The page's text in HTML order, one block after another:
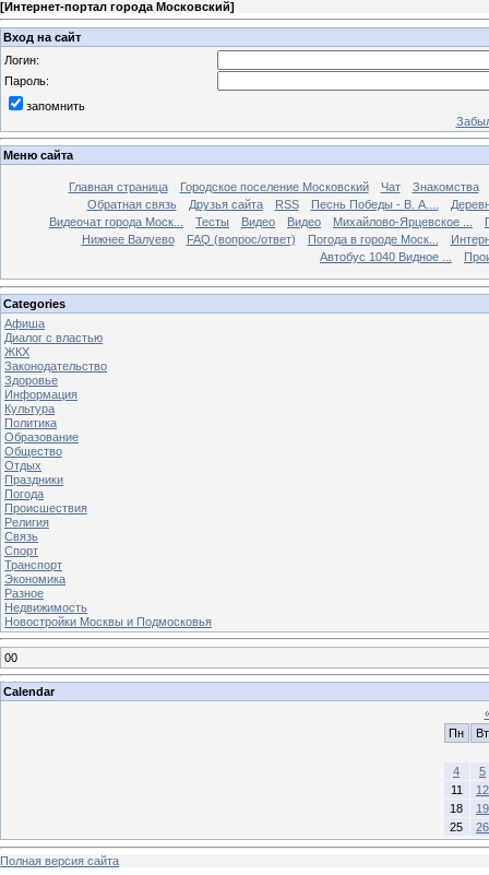
[Интернет-портал города Московский]
Вход на сайт
Логин:
Пароль:
запомнить
Меню сайта
Главная страница Городское поселение Московский Чат
Знакомства
Обратная связь
Друзья сайта RSS Песнь Победы - В. А....
Видеочат города Моск...
Тесты Видео Видео Михайлово-Ярцевское ...
Нижнее Валуево
FAQ (вопрос/ответ) Погода в городе Моск...
Автобус 1040 Видное ...
Categories
Афиша
Диалог с властью
ЖКХ
Законодательство
Здоровье
Информация
Культура
Политика
Образование
Общество
Отдых
Праздники
Погода
Происшествия
Религия
Связь
Спорт
Транспорт
Экономика
Разное
Недвижимость
Новостройки Москвы и Подмосковья
00
Calendar
Пн
Вт
4
5
11
12
18
19
25
26
Полная версия сайта